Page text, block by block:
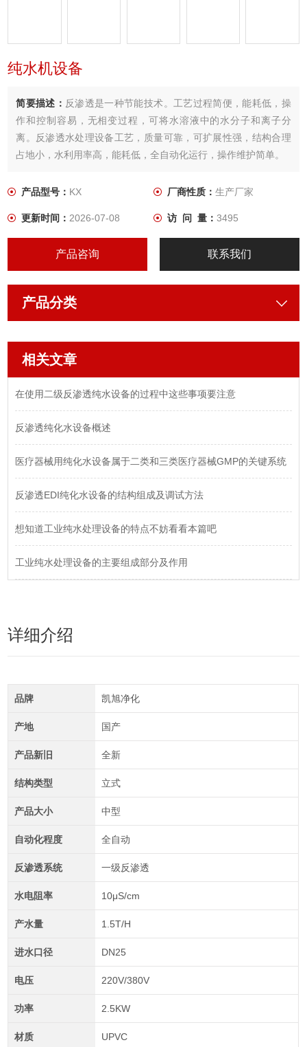
纯水机设备
简要描述： 反渗透是一种节能技术。工艺过程简便，能耗低，操
作和控制容易，无相变过程，可将水溶液中的水分子和离子分
离。反渗透水处理设备工艺，质量可靠，可扩展性强，结构合理
占地小，水利用率高，能耗低，全自动化运行，操作维护简单。
产品型号： KX 厂商性质： 生产厂家
更新时间：2026-07-08 访 问 量： 3495
产品咨询 联系我们
产品分类
相关文章
在使用二级反渗透纯水设备的过程中这些事项要注意
反渗透纯化水设备概述
医疗器械用纯化水设备属于二类和三类医疗器械GMP的关键系统
反渗透EDI纯化水设备的结构组成及调试方法
想知道工业纯水处理设备的特点不妨看看本篇吧
工业纯水处理设备的主要组成部分及作用
详细介绍
品牌 凯旭净化
产地 国产
产品新旧 全新
结构类型 立式
产品大小 中型
自动化程度 全自动
反渗透系统 一级反渗透
水电阻率 10μS/cm
产水量 1.5T/H
进水口径 DN25
电压 220V/380V
功率 2.5KW
材质 UPVC